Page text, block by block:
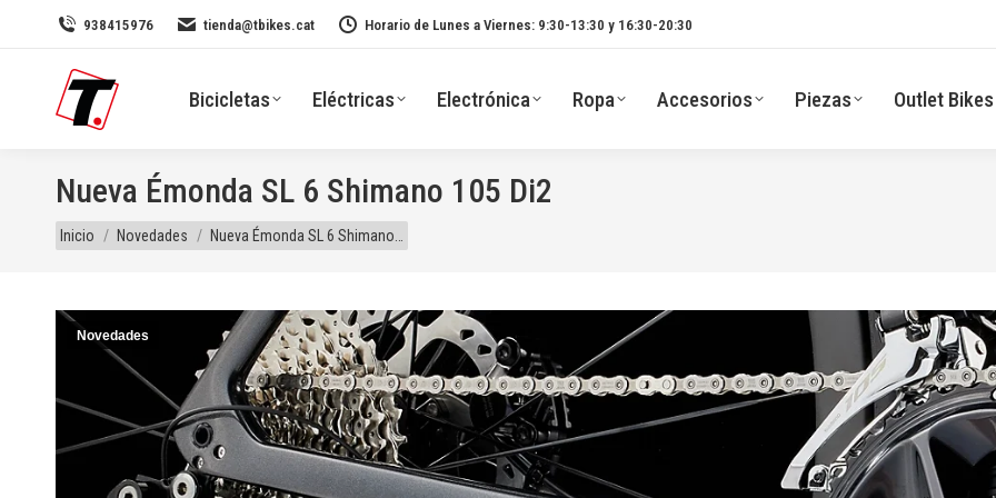
938415976 tienda@tbikes.cat Horario de Lunes a Viernes: 9:30-13:30 y 16:30-20:30
Bicicletas Eléctricas Electrónica Ropa Accesorios Piezas Outlet Bikes
Nueva Émonda SL 6 Shimano 105 Di2
Estás aquí:
Inicio Novedades Nueva Émonda SL 6 Shimano…
Novedades